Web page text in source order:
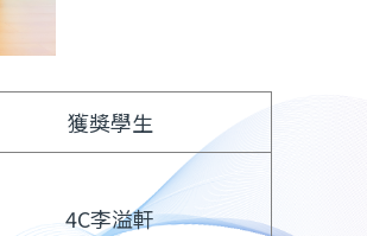
獲獎學生
4C李溢軒